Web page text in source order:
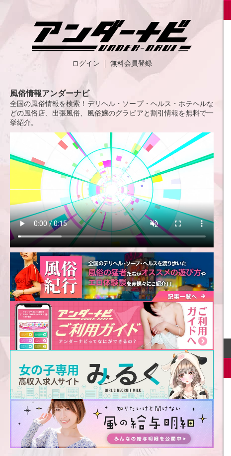
ログイン 無料会員登録
風俗情報アンダーナビ
全国の風俗情報を検索！デリヘル・ソープ・ヘルス・ホテヘルな
どの風俗店、出張風俗、風俗嬢のグラビアと割引情報を無料で一
挙紹介。